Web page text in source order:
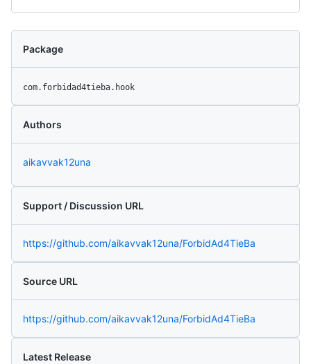
Package
com.forbidad4tieba.hook
Authors
aikavvak12una
Support / Discussion URL
https://github.com/aikavvak12una/ForbidAd4TieBa
Source URL
https://github.com/aikavvak12una/ForbidAd4TieBa
Latest Release